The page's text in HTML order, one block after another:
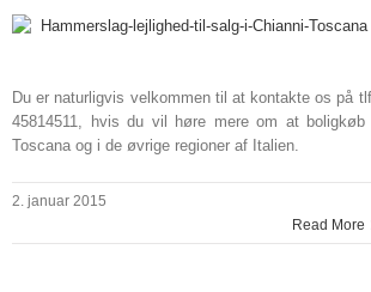
Du er naturligvis velkommen til at kontakte os på
45814511, hvis du vil høre mere om at boligkøb
Toscana og i de øvrige regioner af Italien.
2. januar 2015
Read More